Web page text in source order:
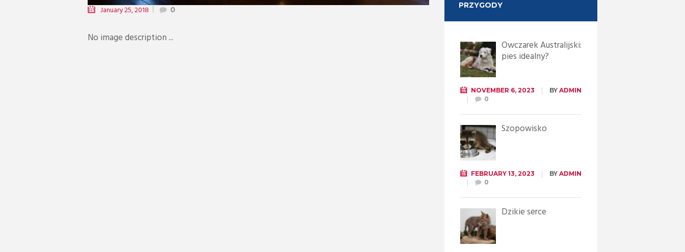
January 25, 2018 0
No image description ...
PRZYGODY
Owczarek Australijski:
pies idealny?
NOVEMBER 6, 2023 BY ADMIN
0
Szopowisko
FEBRUARY 13, 2023 BY ADMIN
0
Dzikie serce